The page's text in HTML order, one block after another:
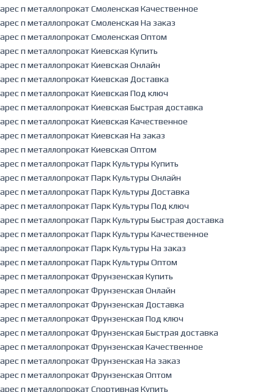
арес п металлопрокат Смоленская Качественное
арес п металлопрокат Смоленская На заказ
арес п металлопрокат Смоленская Оптом
арес п металлопрокат Киевская Купить
арес п металлопрокат Киевская Онлайн
арес п металлопрокат Киевская Доставка
арес п металлопрокат Киевская Под ключ
арес п металлопрокат Киевская Быстрая доставка
арес п металлопрокат Киевская Качественное
арес п металлопрокат Киевская На заказ
арес п металлопрокат Киевская Оптом
арес п металлопрокат Парк Культуры Купить
арес п металлопрокат Парк Культуры Онлайн
арес п металлопрокат Парк Культуры Доставка
арес п металлопрокат Парк Культуры Под ключ
арес п металлопрокат Парк Культуры Быстрая доставка
арес п металлопрокат Парк Культуры Качественное
арес п металлопрокат Парк Культуры На заказ
арес п металлопрокат Парк Культуры Оптом
арес п металлопрокат Фрунзенская Купить
арес п металлопрокат Фрунзенская Онлайн
арес п металлопрокат Фрунзенская Доставка
арес п металлопрокат Фрунзенская Под ключ
арес п металлопрокат Фрунзенская Быстрая доставка
арес п металлопрокат Фрунзенская Качественное
арес п металлопрокат Фрунзенская На заказ
арес п металлопрокат Фрунзенская Оптом
арес п металлопрокат Спортивная Купить